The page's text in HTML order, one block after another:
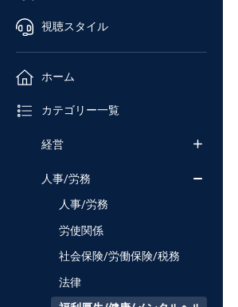
視聴スタイル
ホーム
カテゴリー一覧
経営
人事/労務
人事/労務
労使関係
社会保険/労働保険/税務
法律
セミナー
番号検索